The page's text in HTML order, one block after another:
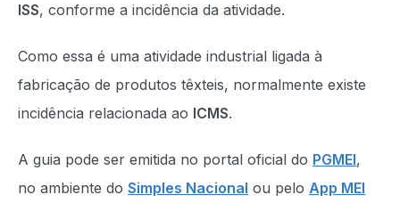
ISS, conforme a incidência da atividade.
Como essa é uma atividade industrial ligada à
fabricação de produtos têxteis, normalmente existe
incidência relacionada ao ICMS.
A guia pode ser emitida no portal oficial do PGMEI,
no ambiente do Simples Nacional ou pelo App MEI